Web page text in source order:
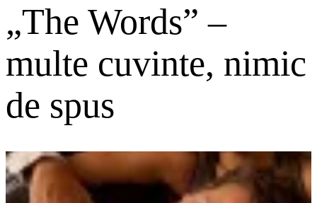
„The Words” –
multe cuvinte, nimic
de spus